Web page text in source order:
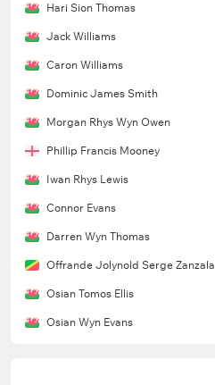
Hari Sion Thomas
Jack Williams
Caron Williams
Dominic James Smith
Morgan Rhys Wyn Owen
Phillip Francis Mooney
Iwan Rhys Lewis
Connor Evans
Darren Wyn Thomas
Offrande Jolynold Serge Zanzala
Osian Tomos Ellis
Osian Wyn Evans